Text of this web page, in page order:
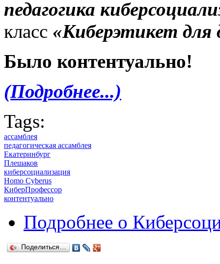
педагогика
класс «Киберэтикет для
Было контентуально!
(Подробнее...)
Tags:
ассамблея
педагогическая ассамблея
Екатеринбург
Плешаков
киберсоциализация
Homo Cyberus
КиберПрофессор
контентуально
Подробнее о
Поделиться…